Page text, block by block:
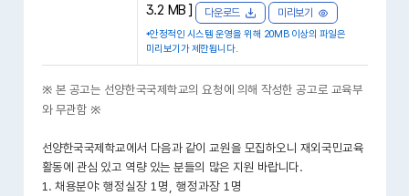
3.2 MB ]
다운로드 미리보기
*안정적인 시스템 운영을 위해 20MB 이상의 파일은
미리보기가 제한됩니다.
※ 본 공고는 선양한국국제학교의 요청에 의해 작성한 공고로 교육부
와 무관함 ※
선양한국국제학교에서 다음과 같이 교원을 모집하오니 재외국민교육
활동에 관심 있고 역량 있는 분들의 많은 지원 바랍니다.
1. 채용분야: 행정실장 1명, 행정과장 1명